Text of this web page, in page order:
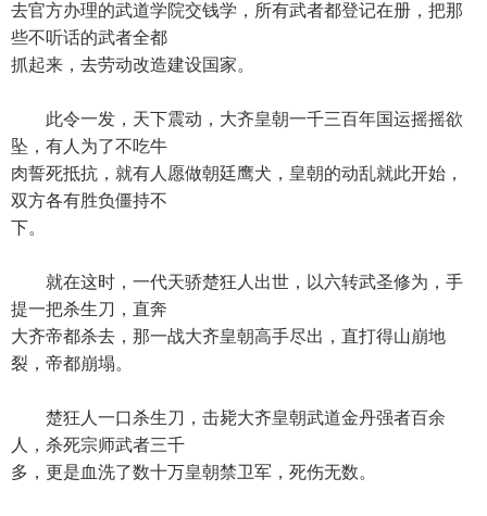
去官方办理的武道学院交钱学，所有武者都登记在册，把那
些不听话的武者全都
抓起来，去劳动改造建设国家。
此令一发，天下震动，大齐皇朝一千三百年国运摇摇欲
坠，有人为了不吃牛
肉誓死抵抗，就有人愿做朝廷鹰犬，皇朝的动乱就此开始，
双方各有胜负僵持不
下。
就在这时，一代天骄楚狂人出世，以六转武圣修为，手
提一把杀生刀，直奔
大齐帝都杀去，那一战大齐皇朝高手尽出，直打得山崩地
裂，帝都崩塌。
楚狂人一口杀生刀，击毙大齐皇朝武道金丹强者百余
人，杀死宗师武者三千
多，更是血洗了数十万皇朝禁卫军，死伤无数。